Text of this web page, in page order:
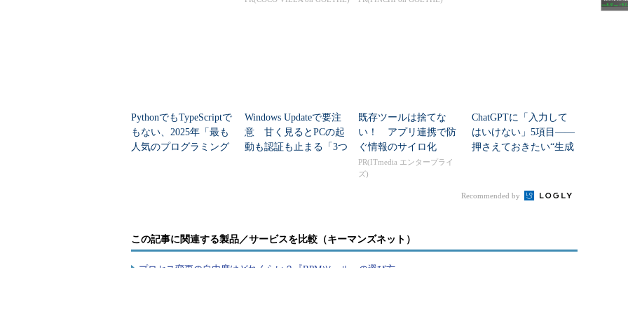
PythonでもTypeScriptで
もない、2025年「最も
人気のプログラミング
Windows Updateで要注
意 甘く見るとPCの起
動も認証も止まる「3つ
既存ツールは捨てな
い！ アプリ連携で防
ぐ情報のサイロ化
PR(ITmedia エンタープライ
ズ)
ChatGPTに「入力して
はいけない」5項目――
押さえておきたい“生成
Recommended by
この記事に関連する製品／サービスを比較（キーマンズネット）
プロセス変更の自由度はどれくらい？『BPMツール』の選び方